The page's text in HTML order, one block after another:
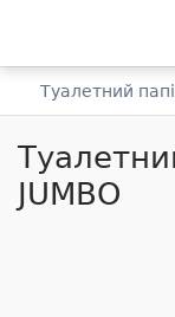
Туалетний
JUMBO